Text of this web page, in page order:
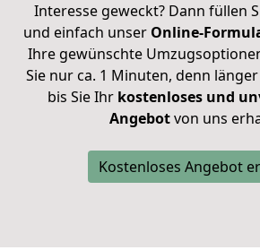
Interesse geweckt? Dann füllen
und einfach unser Online-
Ihre gewünschte
Sie nur ca. 1 Minuten, denn
bis Sie Ihr kostenloses und
Angebotvon uns
Kostenloses Angebot